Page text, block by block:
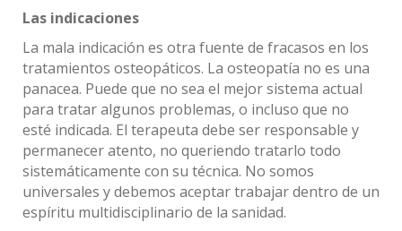
Las indicaciones
La mala indicación es otra fuente de fracasos en los
tratamientos osteopáticos. La osteopatía no es una
panacea. Puede que no sea el mejor sistema actual
para tratar algunos problemas, o incluso que no
esté indicada. El terapeuta debe ser responsable y
permanecer atento, no queriendo tratarlo todo
sistemáticamente con su técnica. No somos
universales y debemos aceptar trabajar dentro de un
espíritu multidisciplinario de la sanidad.